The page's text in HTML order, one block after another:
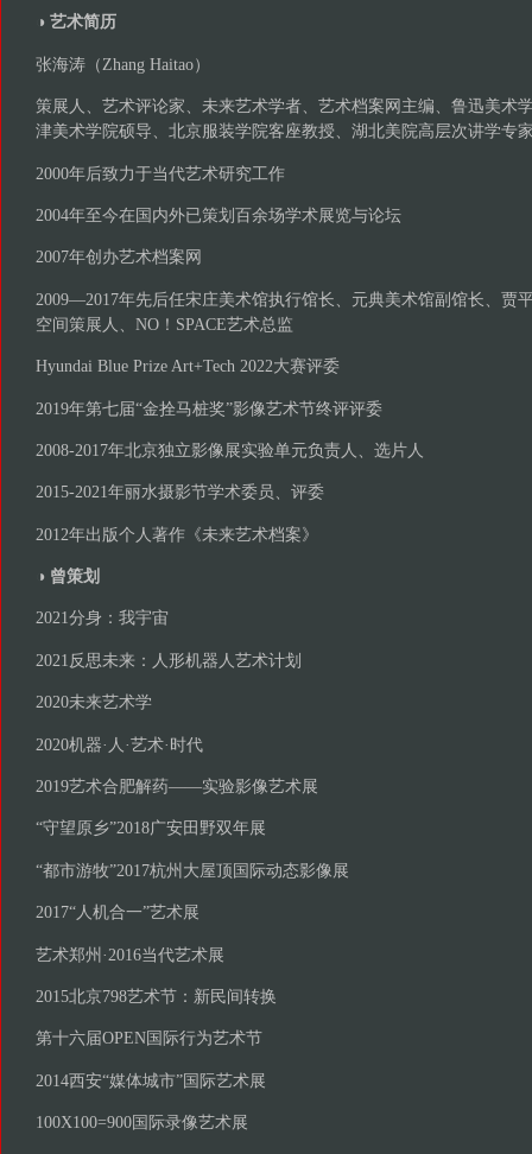
◑ 艺术简历
张海涛（Zhang Haitao）
策展人、艺术评论家、未来艺术学者、艺术档案网主编、鲁迅美术
津美术学院硕导、北京服装学院客座教授、湖北美院高层次讲学专
2000年后致力于当代艺术研究工作
2004年至今在国内外已策划百余场学术展览与论坛
2007年创办艺术档案网
2009—2017年先后任宋庄美术馆执行馆长、元典美术馆副馆长、贾
空间策展人、NO！SPACE艺术总监
Hyundai Blue Prize Art+Tech 2022大赛评委
2019年第七届“金拴马桩奖”影像艺术节终评评委
2008-2017年北京独立影像展实验单元负责人、选片人
2015-2021年丽水摄影节学术委员、评委
2012年出版个人著作《未来艺术档案》
◑ 曾策划
2021分身：我宇宙
2021反思未来：人形机器人艺术计划
2020未来艺术学
2020机器·人·艺术·时代
2019艺术合肥解药——实验影像艺术展
“守望原乡”2018广安田野双年展
“都市游牧”2017杭州大屋顶国际动态影像展
2017“人机合一”艺术展
艺术郑州·2016当代艺术展
2015北京798艺术节：新民间转换
第十六届OPEN国际行为艺术节
2014西安“媒体城市”国际艺术展
100X100=900国际录像艺术展